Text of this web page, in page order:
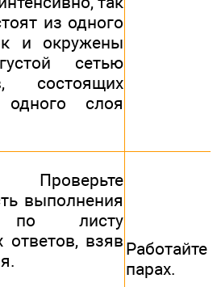
из одного
и окружены
сетью
состоящих
слоя
выполнения
по листу
ответов, взяв
парах.